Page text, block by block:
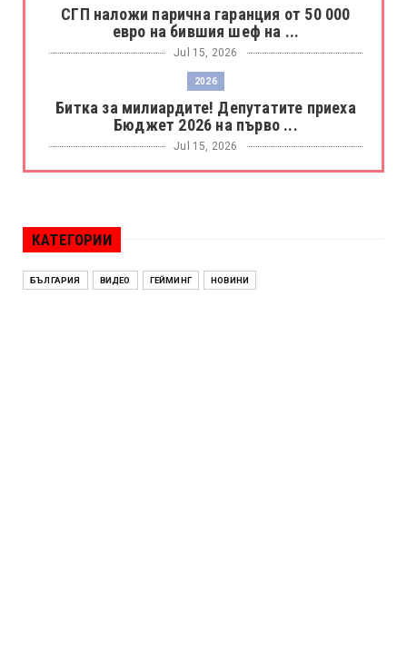
СГП наложи парична гаранция от 50 000
евро на бившия шеф на ...
Jul 15, 2026
2026
Битка за милиардите! Депутатите приеха
Бюджет 2026 на първо ...
Jul 15, 2026
БОРАЦ
Без милост! Испания пречупи Франция и е
КАТЕГОРИИ
БЪЛГАРИЯ ВИДЕО ГЕЙМИНГ НОВИНИ